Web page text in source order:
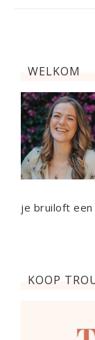
WELKOM
je bruiloft
KOOP